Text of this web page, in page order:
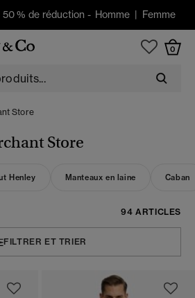
% de réduction - Homme| Femme
0
Store
Store
Henley Manteaux en laine Caban
94 ARTICLES
FILTRER ET TRIER